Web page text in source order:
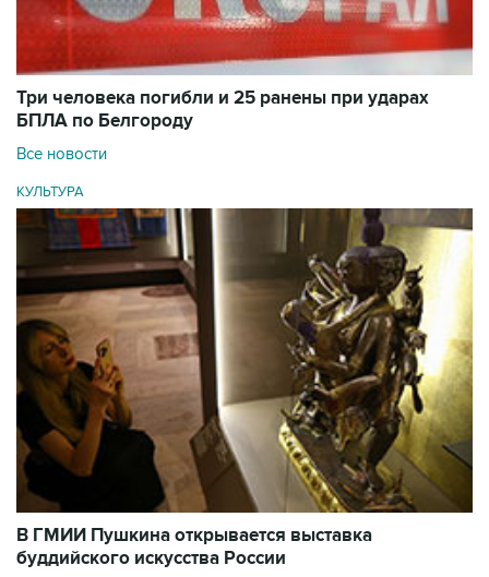
Три человека погибли и 25 ранены при ударах
БПЛА по Белгороду
Все новости
КУЛЬТУРА
В ГМИИ Пушкина открывается выставка
буддийского искусства России